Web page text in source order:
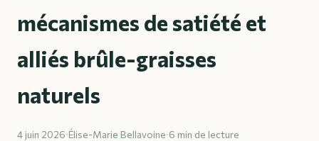
mécanismes de satiété et
alliés brûle-graisses
naturels
4 juin 2026·Élise-Marie Bellavoine·6 min de lecture